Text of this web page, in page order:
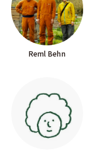
Reml Behn